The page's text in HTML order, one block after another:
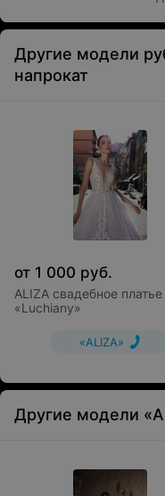
Другие модели
напрокат
от 1 000 руб.
ALIZA свадебное платье
«Luchiany»
«ALIZA»
Другие модели